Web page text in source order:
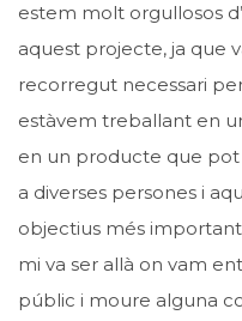
estem molt orgullosos
aquest projecte, ja que
recorregut necessari
estàvem treballant en
en un producte que
a diverses persones i
objectius més
mi va ser allà on vam
públic i moure alguna